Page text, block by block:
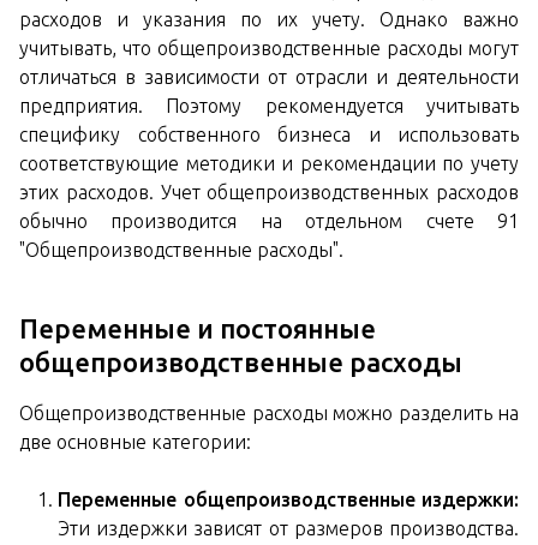
расходов и указания по их учету. Однако важно
учитывать, что общепроизводственные расходы могут
отличаться в зависимости от отрасли и деятельности
предприятия. Поэтому рекомендуется учитывать
специфику собственного бизнеса и использовать
соответствующие методики и рекомендации по учету
этих расходов. Учет общепроизводственных расходов
обычно производится на отдельном счете 91
"Общепроизводственные расходы".
Переменные и постоянные
общепроизводственные расходы
Общепроизводственные расходы можно разделить на
две основные категории:
Переменные общепроизводственные издержки:
Эти издержки зависят от размеров производства.